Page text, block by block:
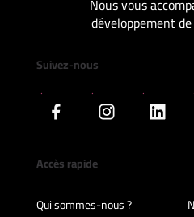
Nous vous
développement
Suivez-nous
Accès rapide
Qui sommes-nous ?